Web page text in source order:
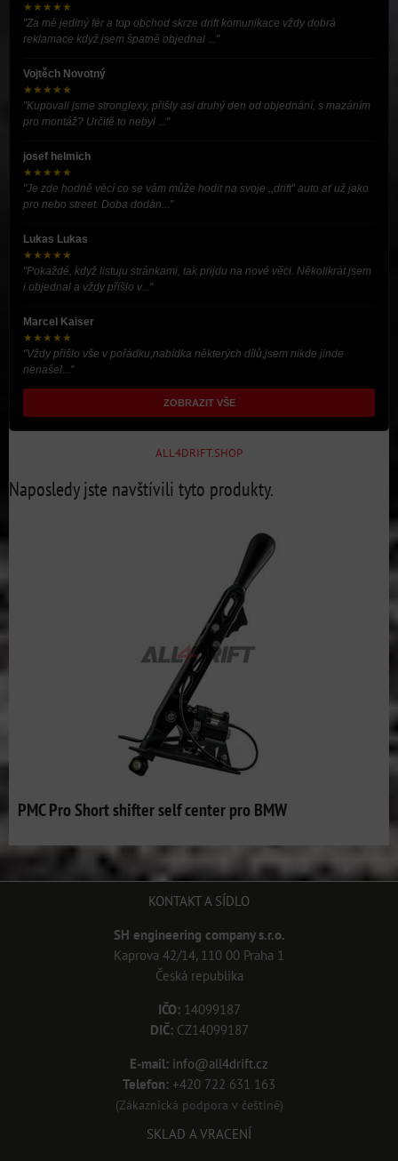
★★★★★
"Za mě jediný fér a top obchod skrze drift komunikace vždy dobrá
reklamace když jsem špatně objednal ..."
Vojtěch Novotný
★★★★★
"Kupovali jsme stronglexy, přišly asi druhý den od objednání, s mazáním
pro montáž? Určitě to nebyl ..."
josef helmich
★★★★★
"Je zde hodně věcí co se vám může hodit na svoje ,,drift” auto ať už jako
pro nebo street. Doba dodán..."
Lukas Lukas
★★★★★
"Pokaždé, když listuju stránkami, tak prijdu na nové věci. Několikrát jsem
i objednal a vždy přišlo v..."
Marcel Kaiser
★★★★★
"Vždy přišlo vše v pořádku,nabídka některých dílů,jsem nikde jinde
nenašel..."
ZOBRAZIT VŠE
ALL4DRIFT.SHOP
Naposledy jste navštívili tyto produkty.
PMC Pro Short shifter self center pro BMW
KONTAKT A SÍDLO
SH engineering company s.r.o.
Kaprova 42/14, 110 00 Praha 1
Česká republika
IČO:14099187
DIČ:CZ14099187
E-mail: info@all4drift.cz
Telefon: +420 722 631 163
(Zákaznická podpora v češtině)
SKLAD A VRACENÍ